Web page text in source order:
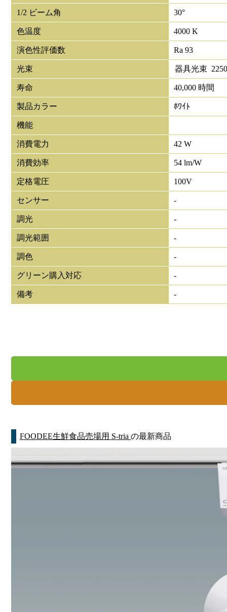
1/2 ビーム角 30°
色温度 4000 K
演色性評価数 Ra 93
光束 器具光束
寿命 40,000 時間
製品カラー ﾎﾜｲﾄ
機能
消費電力 42 W
消費効率 54 lm/W
定格電圧 100V
センサー -
調光 -
調光範囲 -
調色 -
グリーン購入対応 -
備考 -
FOODEE生鮮食品売場用 S-triaの最新商品